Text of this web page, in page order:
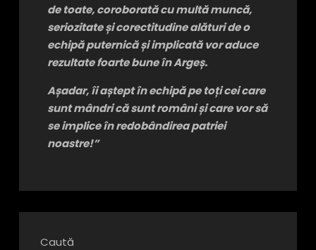
de toate, coroborată cu multă muncă,
seriozitate și corectitudine alături de o
echipă puternică și implicată vor aduce
rezultate foarte bune în Argeș.
Așadar, îi aștept în echipă pe toți cei care
sunt mândri că sunt români și care vor să
se implice în redobândirea patriei
noastre!”
Caută